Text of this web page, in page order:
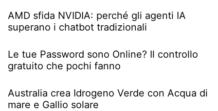
AMD sfida NVIDIA: perché gli agenti IA
superano i chatbot tradizionali
Le tue Password sono Online? Il controllo
gratuito che pochi fanno
Australia crea Idrogeno Verde con Acqua di
mare e Gallio solare